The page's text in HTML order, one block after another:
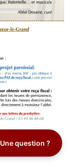
Une question ?